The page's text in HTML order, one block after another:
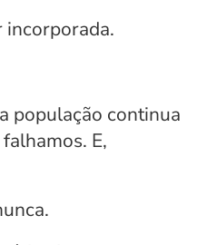
incorporada.
população continua
E,